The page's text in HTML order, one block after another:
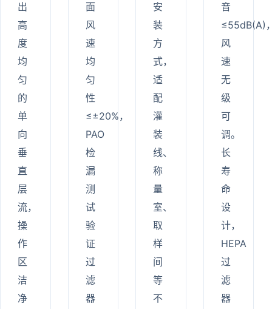
出
高
度
均
匀
的
单
向
垂
直
层
流，
操
作
区
洁
净
面
风
速
均
匀
性
≤±20%，
PAO
检
漏
测
试
验
证
过
滤
器
安
装
方
式，
适
配
灌
装
线、
称
量
室、
取
样
间
等
不
音
≤55dB(A)
风
速
无
级
可
调。
长
寿
命
设
计，
HEPA
过
滤
器